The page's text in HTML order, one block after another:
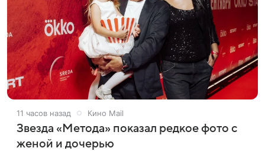
11 часов назад Кино Mail
Звезда «Метода» показал редкое фото с
женой и дочерью